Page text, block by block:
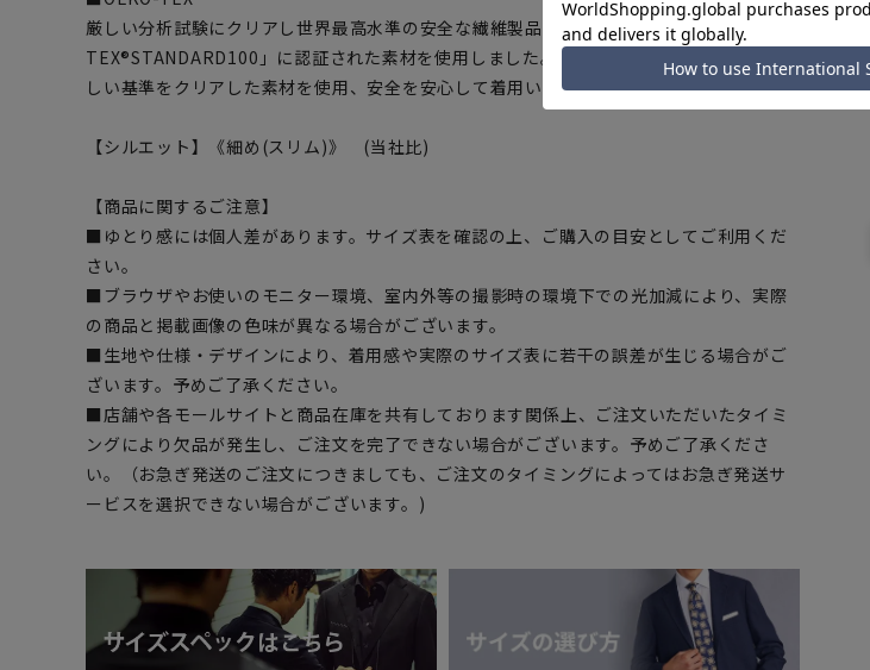
厳しい分析試験にクリアし世界最高水準の安全な繊維製品の証「OEKO-
TEX®STANDARD100」に認証された素材を使用しました。生地から付属まですべてが厳
しい基準をクリアした素材を使用、安全を安心して着用いただけます。
【シルエット】《細め(スリム)》 (当社比)
【商品に関するご注意】
■ゆとり感には個人差があります。サイズ表を確認の上、ご購入の目安としてご利用くだ
さい。
■ブラウザやお使いのモニター環境、室内外等の撮影時の環境下での光加減により、実際
の商品と掲載画像の色味が異なる場合がございます。
■生地や仕様・デザインにより、着用感や実際のサイズ表に若干の誤差が生じる場合がご
ざいます。予めご了承ください。
■店舗や各モールサイトと商品在庫を共有しております関係上、ご注文いただいたタイミ
ングにより欠品が発生し、ご注文を完了できない場合がございます。予めご了承くださ
い。（お急ぎ発送のご注文につきましても、ご注文のタイミングによってはお急ぎ発送サ
ービスを選択できない場合がございます。)